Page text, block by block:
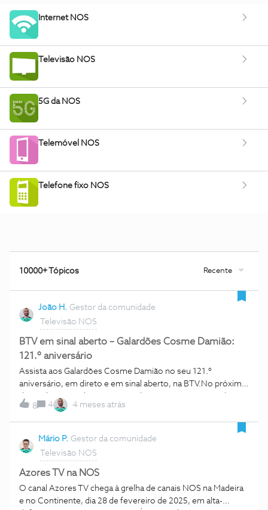
Internet NOS
Televisão NOS
5G da NOS
Telemóvel NOS
Telefone fixo NOS
10000+ Tópicos Recente
João H. Gestor da comunidade
Televisão NOS
BTV em sinal aberto – Galardões Cosme Damião:
121.º aniversário
Assista aos Galardões Cosme Damião no seu 121.º
aniversário, em direto e em sinal aberto, na BTV.No próximo
dia 20 de março de 2025, o canal BTV vai estar em sinal
aberto para que possa assistir à Gala Anual do Sport Lisboa e
Benfica: Galardões Cosme Damião. Assista à transmissão
deste evento em direto e em sinal aberto nos canais BTV e
BTV HD, posições #27 e #38 a partir das 19h30. A gala tem
início às 21h30. A Gala é uma cerimónia que homenageia
todos aqueles que mais se destacaram ao longo do último
ano no clube.No âmbito das comemorações do 121.º
aniversário do Sport Lisboa e Benfica, são 64 os nomeados,
8 4 4 meses atrás
Mário P. Gestor da comunidade
Televisão NOS
Azores TV na NOS
O canal Azores TV chega à grelha de canais NOS na Madeira
e no Continente, dia 28 de fevereiro de 2025, em alta-